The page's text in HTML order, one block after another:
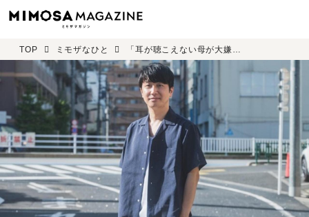
TOP ミモザなひと 「耳が聴こえない母が大嫌いで、大好きだった」 "CODA"として生きる作家・五十嵐大さんが過去の自分を受け入れるまで